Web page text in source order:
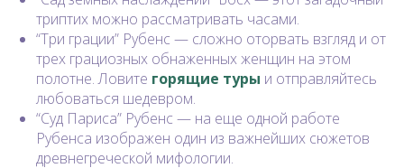
триптих можно рассматривать часами.
“Три грации” Рубенс — сложно оторвать взгляд и от
трех грациозных обнаженных женщин на этом
полотне. Ловите горящие туры и отправляйтесь
любоваться шедевром.
“Суд Париса” Рубенс — на еще одной работе
Рубенса изображен один из важнейших сюжетов
древнегреческой мифологии.